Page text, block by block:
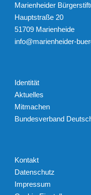
Marienheider
Hauptstraße 20
51709 Marienheide
info@marienheider-
Identität
Aktuelles
Mitmachen
Bundesverband
Kontakt
Datenschutz
Impressum